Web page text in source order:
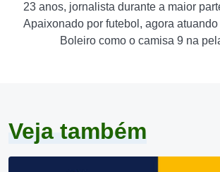
23 anos, jornalista durante a maior
Apaixonado por futebol, agora
Boleiro como o camisa 9 na
Veja também